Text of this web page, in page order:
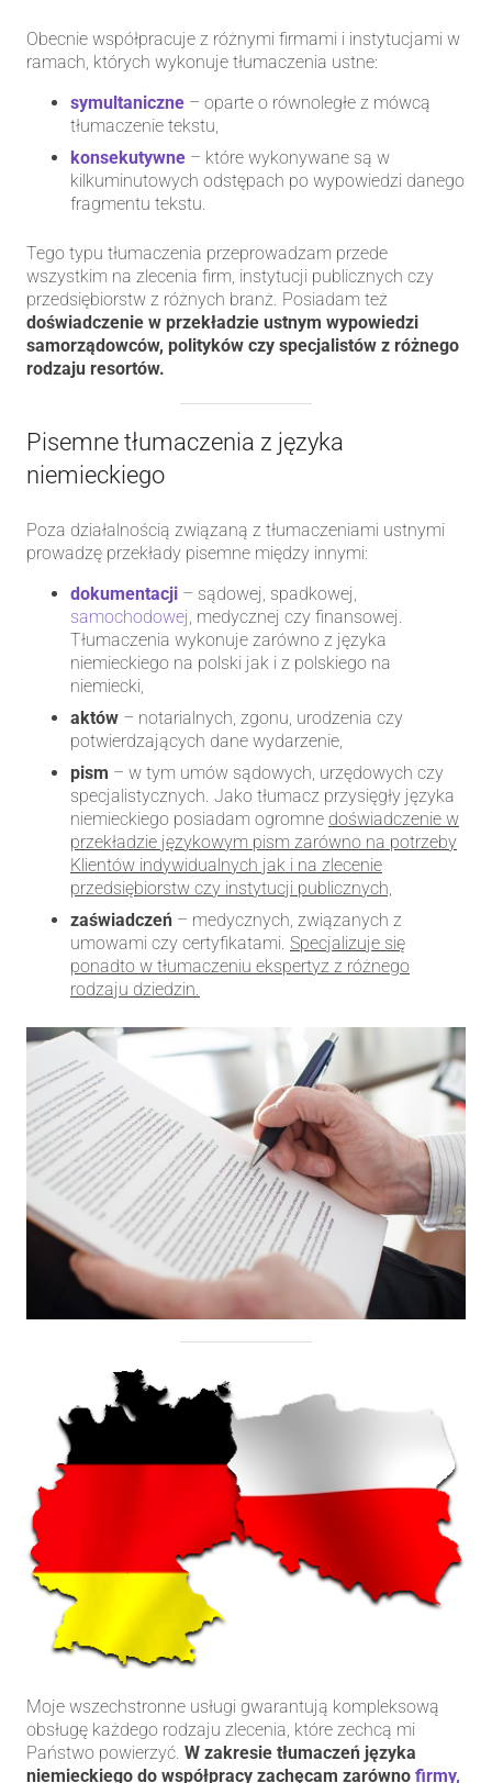
Obecnie współpracuje z różnymi firmami i instytucjami w
ramach, których wykonuje tłumaczenia ustne:
symultaniczne – oparte o równoległe z mówcą
tłumaczenie tekstu,
konsekutywne – które wykonywane są w
kilkuminutowych odstępach po wypowiedzi danego
fragmentu tekstu.
Tego typu tłumaczenia przeprowadzam przede
wszystkim na zlecenia firm, instytucji publicznych czy
przedsiębiorstw z różnych branż. Posiadam też
doświadczenie w przekładzie ustnym wypowiedzi
samorządowców, polityków czy specjalistów z różnego
rodzaju resortów.
Pisemne tłumaczenia z języka
niemieckiego
Poza działalnością związaną z tłumaczeniami ustnymi
prowadzę przekłady pisemne między innymi:
dokumentacji – sądowej, spadkowej,
samochodowej, medycznej czy finansowej.
Tłumaczenia wykonuje zarówno z języka
niemieckiego na polski jak i z polskiego na
niemiecki,
aktów – notarialnych, zgonu, urodzenia czy
potwierdzających dane wydarzenie,
pism – w tym umów sądowych, urzędowych czy
specjalistycznych. Jako tłumacz przysięgły języka
niemieckiego posiadam ogromne doświadczenie w
przekładzie językowym pism zarówno na potrzeby
Klientów indywidualnych jak i na zlecenie
przedsiębiorstw czy instytucji publicznych,
zaświadczeń – medycznych, związanych z
umowami czy certyfikatami. Specjalizuje się
ponadto w tłumaczeniu ekspertyz z różnego
rodzaju dziedzin.
Moje wszechstronne usługi gwarantują kompleksową
obsługę każdego rodzaju zlecenia, które zechcą mi
Państwo powierzyć. W zakresie tłumaczeń języka
niemieckiego do współpracy zachęcam zarówno firmy,